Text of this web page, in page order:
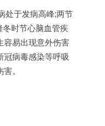
处于发病高峰;两节
冬时节心脑血管疾
容易出现意外伤害
冠病毒感染等呼吸
。